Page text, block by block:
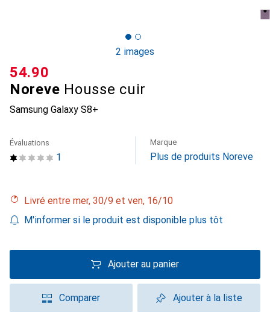
2 images
Noreve Housse cuir
Samsung Galaxy S8+
CHF
54.90
1
Évaluations Marque
Plus de produits Noreve
Livré entre mer, 30/9 et ven, 16/10
M'informer si le produit est disponible plus tôt
Ajouter au panier
Comparer Ajouter à la liste